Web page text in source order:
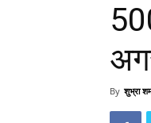
By शुभ्रा